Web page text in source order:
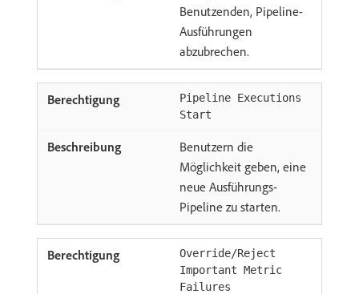
Benutzenden, Pipeline-
Ausführungen
abzubrechen.
Pipeline Executions
Start
Benutzern die
Möglichkeit geben, eine
neue Ausführungs-
Pipeline zu starten.
Override/Reject
Important Metric
Failures